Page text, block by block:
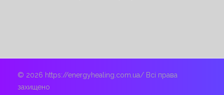
© 2026 https://energyhealing.com.ua/ Всі права
захищено